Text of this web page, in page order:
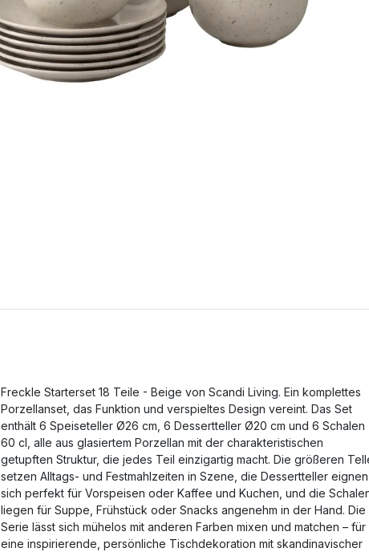
Freckle Starterset 18 Teile - Beige von Scandi Living. Ein komplettes
Porzellanset, das Funktion und verspieltes Design vereint. Das Set
enthält 6 Speiseteller Ø26 cm, 6 Dessertteller Ø20 cm und 6 Schalen
60 cl, alle aus glasiertem Porzellan mit der charakteristischen
getupften Struktur, die jedes Teil einzigartig macht. Die größeren
setzen Alltags- und Festmahlzeiten in Szene, die Dessertteller eignen
sich perfekt für Vorspeisen oder Kaffee und Kuchen, und die
liegen für Suppe, Frühstück oder Snacks angenehm in der Hand. Die
Serie lässt sich mühelos mit anderen Farben mixen und matchen – für
eine inspirierende, persönliche Tischdekoration mit skandinavischer